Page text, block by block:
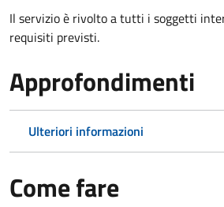
Il servizio è rivolto a tutti i soggetti
requisiti previsti.
Approfondimenti
Ulteriori informazioni
Come fare